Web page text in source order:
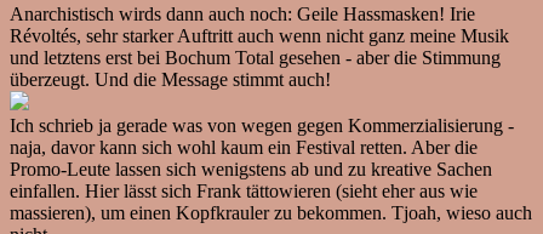
Anarchistisch wirds dann auch noch: Geile Hassmasken! Irie
Révoltés, sehr starker Auftritt auch wenn nicht ganz meine Musik
und letztens erst bei Bochum Total gesehen - aber die Stimmung
überzeugt. Und die Message stimmt auch!
Ich schrieb ja gerade was von wegen gegen Kommerzialisierung -
naja, davor kann sich wohl kaum ein Festival retten. Aber die
Promo-Leute lassen sich wenigstens ab und zu kreative Sachen
einfallen. Hier lässt sich Frank tättowieren (sieht eher aus wie
massieren), um einen Kopfkrauler zu bekommen. Tjoah, wieso auch